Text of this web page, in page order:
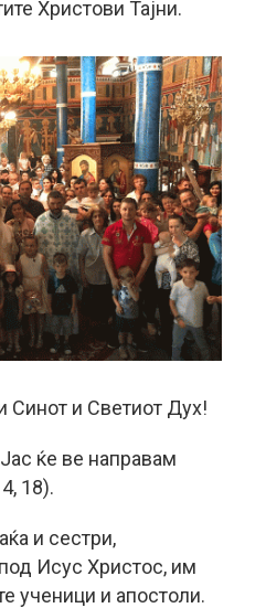
Христови Тајни.
Синот и Светиот Дух!
ќе ве направам
18).
и сестри,
Исус Христос, им
ученици и апостоли.